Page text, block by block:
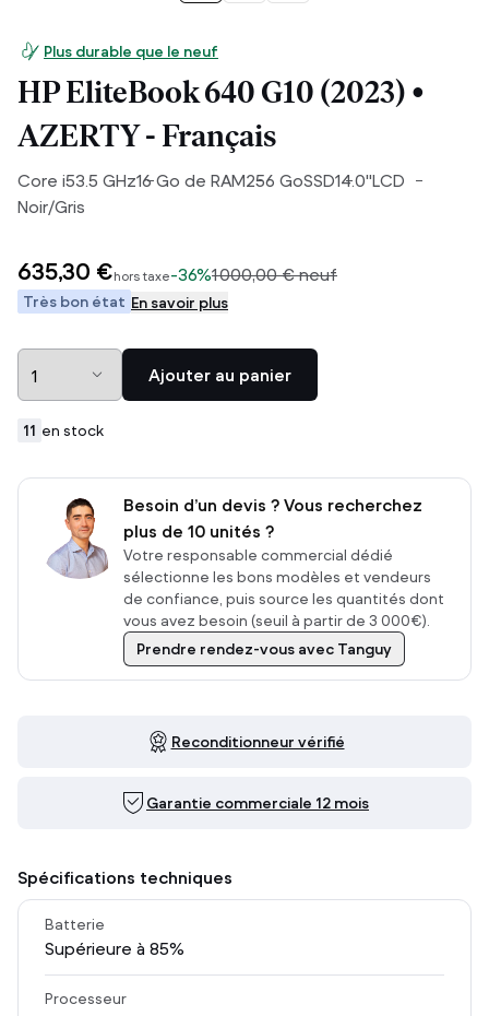
Plus durable que le neuf
HP EliteBook 640 G10 (2023) •
AZERTY - Français
Core i53.5 GHz16Go de RAM256 GoSSD14.0"LCD
Noir/Gris
635,30 €hors taxe-36%1 000,00 € neuf
Très bon état En savoir plus
Ajouter au panier
11 en stock
Besoin d’un devis ? Vous recherchez
plus de 10 unités ?
Votre responsable commercial dédié
sélectionne les bons modèles et vendeurs
de confiance, puis source les quantités dont
vous avez besoin (seuil à partir de 3 000€).
Prendre rendez-vous avec Tanguy
Reconditionneur vérifié
Garantie commerciale 12 mois
Spécifications techniques
Batterie
Supérieure à 85%
Processeur